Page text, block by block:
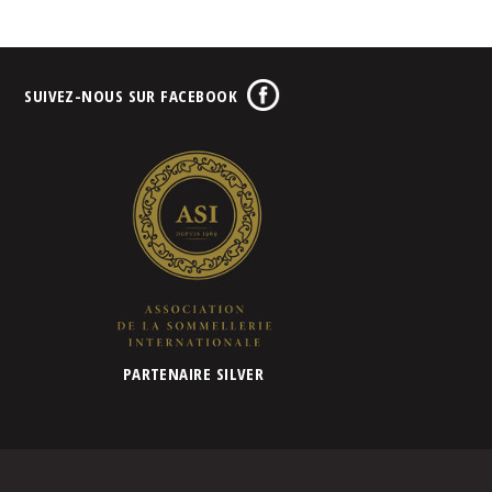
SUIVEZ-NOUS SUR FACEBOOK
PARTENAIRE SILVER